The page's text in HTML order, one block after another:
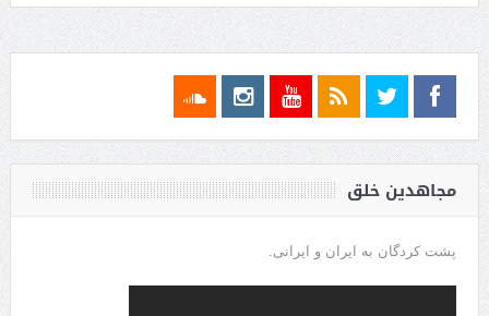
مجاهدین خلق
پشت کردگان به ایران و ایرانی.